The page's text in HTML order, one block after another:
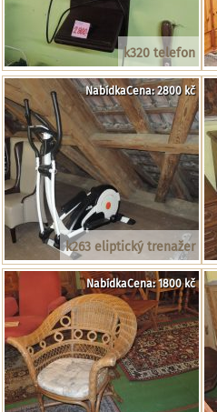
k320 telefon
k263 eliptický trenažer
NabídkaCena: 2800 kč
NabídkaCena: 1800 kč